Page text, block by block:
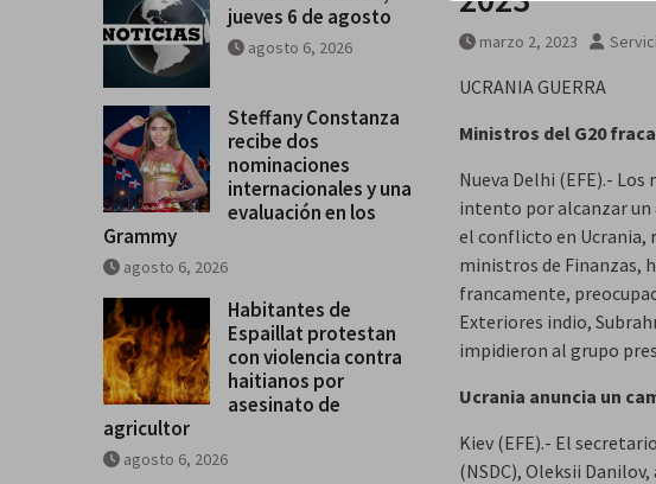
marzo 2, 2023
UCRANIA GUERRA
Ministros del G20
Nueva Delhi (EFE).-
intento por alcanzar un
el conflicto en Ucrania,
ministros de Finanzas,
francamente,
Exteriores indio,
impidieron al grupo
Ucrania anuncia un
Kiev (EFE).- El
(NSDC), Oleksii
jueves 6 de agosto
agosto 6, 2026
Steffany Constanza
recibe dos
nominaciones
internacionales y una
evaluación en los
Grammy
agosto 6, 2026
Habitantes de
Espaillat protestan
con violencia contra
haitianos por
asesinato de
agricultor
agosto 6, 2026